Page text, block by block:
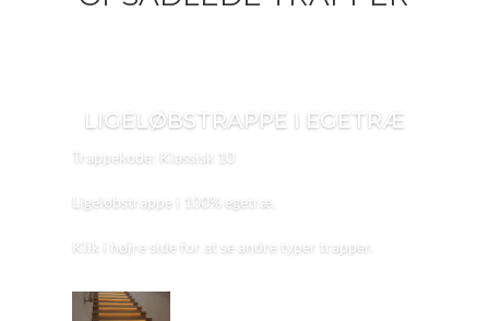
LIGELØBSTRAPPE I EGETRÆ
Trappekode: Klassisk 10
Ligeløbstrappe i 100% egetræ.
Klik i højre side for at se andre typer trapper.